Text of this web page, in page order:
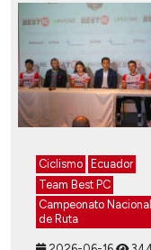
Ciclismo
Ecuador
Team Best PC
Campeonato Nacional
de Ruta